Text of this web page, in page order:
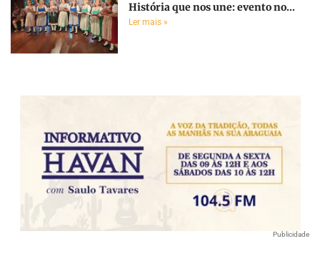
História que nos une: evento no...
Ler mais »
Publicidade